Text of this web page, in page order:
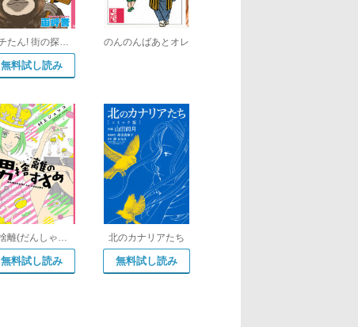
マチたん! 街の探偵となまけないナマケモノ
無料試し読み
のんのんばあとオレ
男捨離(だんしゃり)のすすめ
無料試し読み
北のカナリアたち
無料試し読み